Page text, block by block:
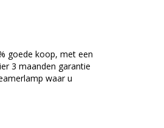
goede koop, met een
3 maanden garantie
waar u